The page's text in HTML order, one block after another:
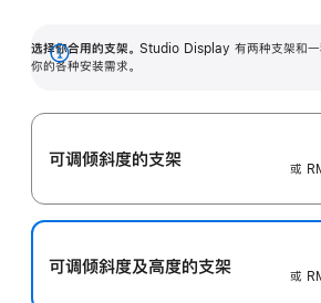
选择你合用的支架。 Studio Display 有两种支架和一
你的各种安装需求。
展
可调倾斜度的支架
或
可调倾斜度及高‍度的支‍架
或